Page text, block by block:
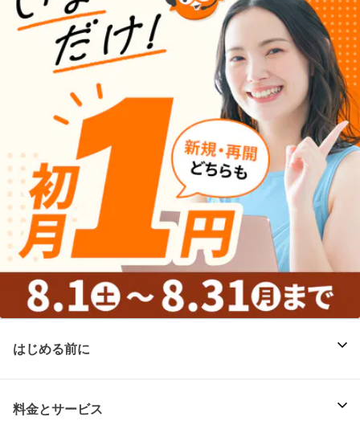
はじめる前に
料金とサービス